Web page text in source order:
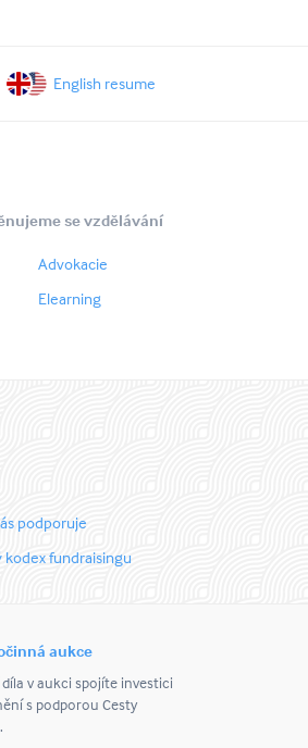
English resume
se vzdělávání
Advokacie
Elearning
podporuje
kodex fundraisingu
aukce
v aukci spojíte investici
s podporou Cesty